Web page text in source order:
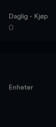
Daglig - Kjøp
0
Enheter